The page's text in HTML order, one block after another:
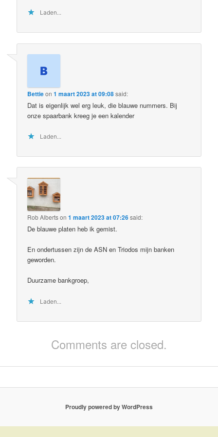
Laden...
Bettieon1 maart 2023 at 09:08said:
Dat is eigenlijk wel erg leuk, die blauwe nummers. Bij
onze spaarbank kreeg je een kalender
Laden...
Rob Albertson1 maart 2023 at 07:26said:
De blauwe platen heb ik gemist.
En ondertussen zijn de ASN en Triodos mijn banken
geworden.
Duurzame bankgroep,
Laden...
Comments are closed.
Proudly powered by WordPress